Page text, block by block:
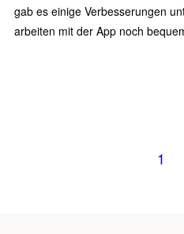
gab es einige Verbesserungen
arbeiten mit der App noch
1